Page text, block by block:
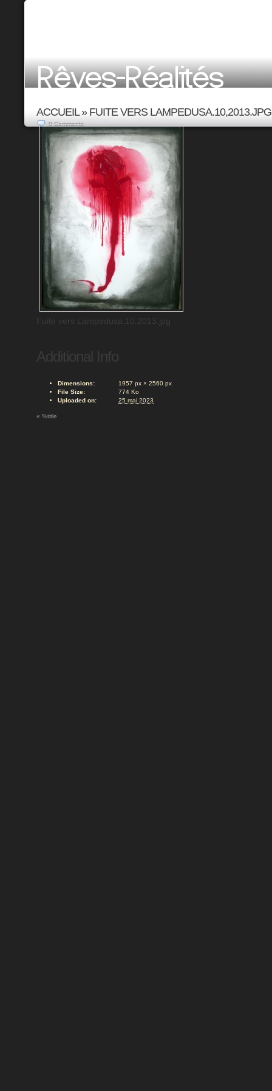
ACCUEIL» FUITE VERS LAMPEDUSA.10,2013.JPG
0 Comments
Fuite vers Lampedusa.10,2013.jpg
Additional Info
Dimensions:
1957 px × 2560 px
File Size:
774 Ko
Uploaded on:
25 mai 2023
« %title